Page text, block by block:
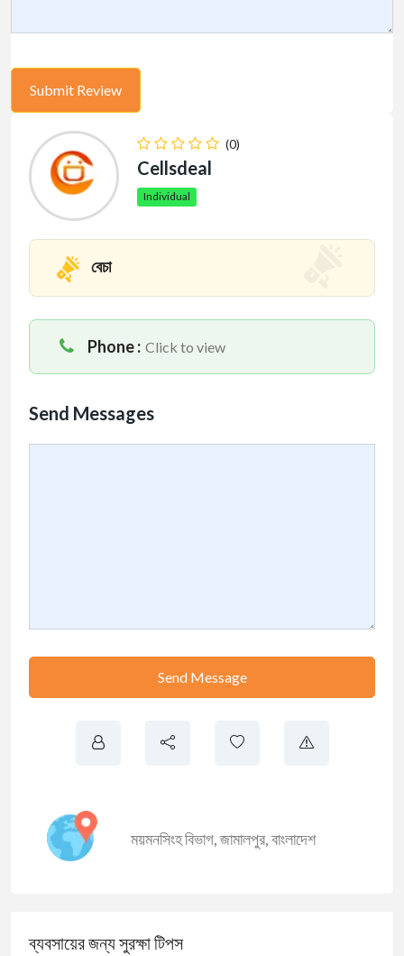
(0)
Cellsdeal
Individual
বেচা
Phone : Click to view
Send Messages
Send Message
ময়মনসিংহ বিভাগ,জামালপুর,বাংলাদেশ
ব্যবসায়ের জন্য সুরক্ষা টিপস